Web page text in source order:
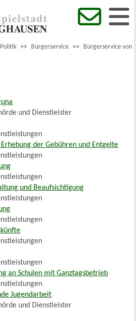
>> Bürgerservice >> Bürgerservice von
und Dienstleister
der Gebühren und Entgelte
und Beaufsichtigung
an Schulen mit Ganztagsbetrieb
Jugendarbeit
und Dienstleister